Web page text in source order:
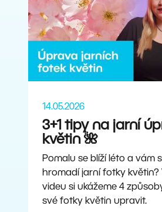
14.05.2026
3+1 tipy na jarní
květin 🌺
Pomalu se blíží léto a vám
hromadí jarní fotky květin?
videu si ukážeme 4
své fotky květin upravit.